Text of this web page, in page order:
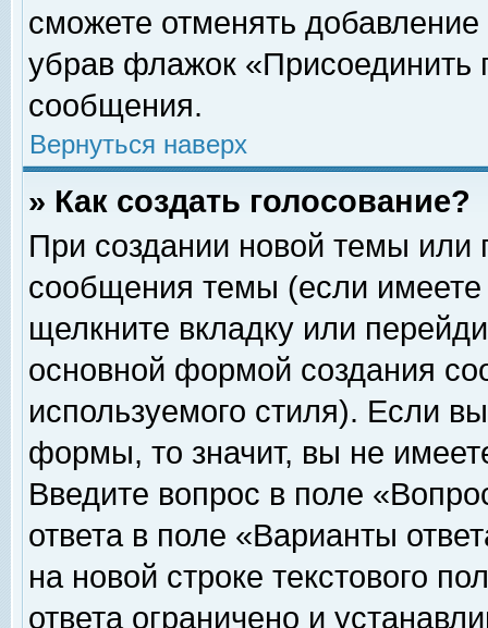
сможете отменять
убрав флажок «Присоединить
сообщения.
Вернуться наверх
» Как создать голосование?
При создании новой темы или
сообщения темы (если
щелкните вкладку или
основной формой создания
используемого стиля). Если
формы, то значит, вы не
Введите вопрос в поле
ответа в поле «Варианты
на новой строке текстового
ответа ограничено и